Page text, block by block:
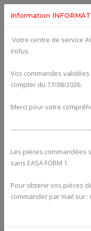
Information
Votre centre de service
inclus.
Vos commandes
compter du 17/08/2026.
Merci pour votre
Les pièces commandées
sans EASA FORM 1.
Pour obtenir vos pièces
commander par mail sur